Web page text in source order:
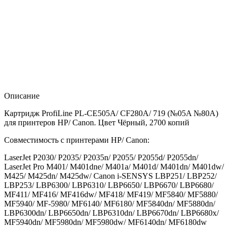
Описание
Картридж ProfiLine PL-CE505A/ CF280A/ 719 (№05A №80A)
для принтеров HP/ Canon. Цвет Чёрный, 2700 копий
Совместимость с принтерами HP/ Canon:
LaserJet P2030/ P2035/ P2035n/ P2055/ P2055d/ P2055dn/
LaserJet Pro M401/ M401dne/ M401a/ M401d/ M401dn/ M401dw/
M425/ M425dn/ M425dw/ Canon i-SENSYS LBP251/ LBP252/
LBP253/ LBP6300/ LBP6310/ LBP6650/ LBP6670/ LBP6680/
MF411/ MF416/ MF416dw/ MF418/ MF419/ MF5840/ MF5880/
MF5940/ MF-5980/ MF6140/ MF6180/ MF5840dn/ MF5880dn/
LBP6300dn/ LBP6650dn/ LBP6310dn/ LBP6670dn/ LBP6680x/
MF5940dn/ MF5980dn/ MF5980dw/ MF6140dn/ MF6180dw